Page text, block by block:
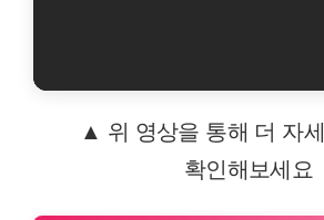
▲ 위 영상을 통해 더 자
확인해보세요